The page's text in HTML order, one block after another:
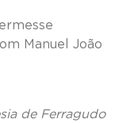
Manuel João
de Ferragudo